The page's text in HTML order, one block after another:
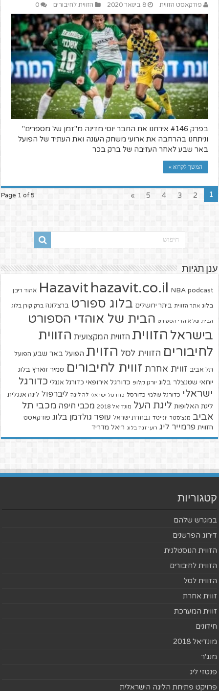
פודקאסט הזווית 8 בינואר 2020 הזווית לחיבורים 0
בפרק #146 אירחנו את החבר יוסי מדינה מ"זמן של מספרים"
וניתחנו בהרחבה את ארועי משחק העונה ואת העתיד של הפועל
באר שבע לאחר העזיבה של ברק בכר
המשך לקרוא »
Page 1 of 5 1
2
3
4
5
»
ענן תגיות
Hazavit hazavit.co.il NBA podcast אהוד ריבן
בלוג אתר הזווית ביתר ירושלים בלוג ספורט ברצלונה ברק קורן בלוג
הבית של אוהדי הספורט הבית של אוהדי הספורט
בישראל הזווית הזווית המקצועית הזווית
לחיבורים הזווית לסל הזוית הפועל באר שבע הפועל
תל אביב זווית אחרת זווית לחיבורים טמיר זוארץ בלוג
יוחאי שטנצלר בלוג יורגן קלופ כדורגל אירופאי כדורגל אנגלי כדורגל
ישראלי כדורגל עולמי כדורסל כדורסל ישראלי לה ליגה ליברפול ליגה אנגלית
ליגת האלופות ליגת העל מונדיאל 2018 מכבי חיפה מכבי תל
אביב מנצ'סטר יונייטד נבחרת ישראל עופר גולדמן בלוג פודקאסט
הזווית פרמייר ליג רועי זגה בלוג ריאל מדריד
קטגוריות
במגרש שלהם
דירוג הפרשנים
הזווית הנוסטלגית
הזווית לחיבורים
הזווית לסל
זווית אחרת
זווית המערכת
חידונים
מונדיאל 2018
מנג'ר
פנטזי ליג
פרויקט פתיחת הליגה הישראלית